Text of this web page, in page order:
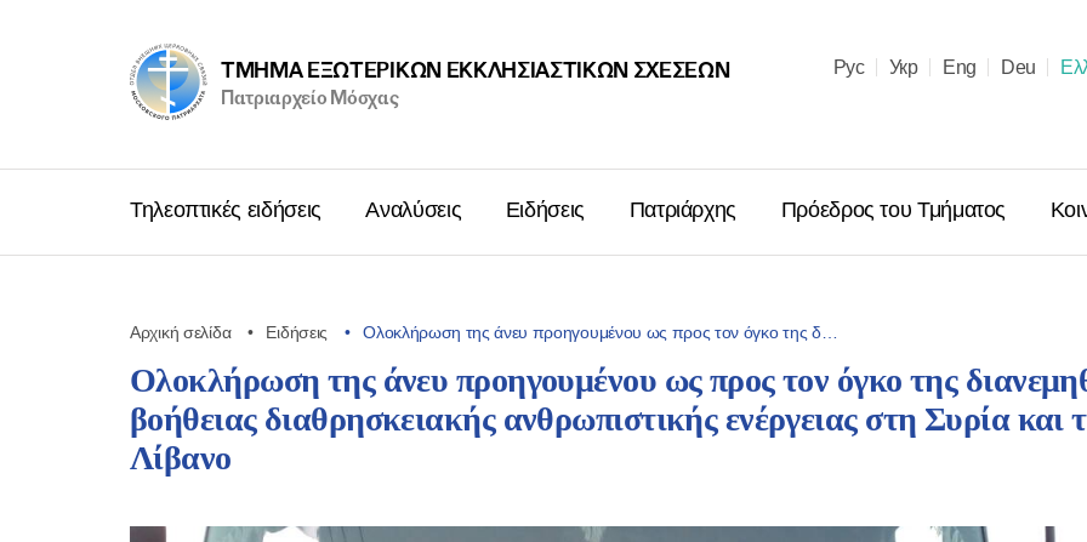
ΤΜΉΜΑ ΕΞΩΤΕΡΙΚΩΝ ΕΚΚΛΗΣΙΑΣΤΙΚΩΝ ΣΧΈΣΕΩΝ
Πατριαρχείο Μόσχας
Рус Укр Eng Deu
Τηλεοπτικές ειδήσεις Αναλύσεις Ειδήσεις Πατριάρχης Πρόεδρος του Τμήματος
Αρχική σελίδα Ειδήσεις Ολοκλήρωση της άνευ προηγουμένου ως προς τον όγκο της δ…
Ολοκλήρωση της άνευ προηγουμένου ως προς τον όγκο της
βοήθειας διαθρησκειακής ανθρωπιστικής ενέργειας στη Συρία και
Λίβανο
Μήνυμα
06.01.2026